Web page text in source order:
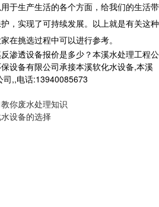
于生产生活的各个方面，给我们的生活带
，实现了可持续发展。以上就是有关这种
在挑选过程中可以进行参考。
渗透设备报价是多少？本溪水处理工程公
设备有限公司承接本溪软化水设备,本溪
司,,电话:13940085673
你废水处理知识
设备的选择